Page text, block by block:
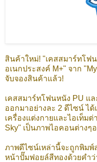
สินค้าใหม่! "เคสสมาร์ทโฟ
อเนกประสงค์ M+" จาก
จับจองสินค้าแล้ว!
เคสสมาร์ทโฟนหนัง PU แ
ออกมาอย่างละ 2 ดีไซน์ ไ
เครื่องแต่งกายและไอเท็ม
Sky" เป็นภาพไอคอนต่าง
ภาพดีไซน์เหล่านี้จะถูกพิม
หน้าปั๊มฟอยล์สีทองด้วยคำว่